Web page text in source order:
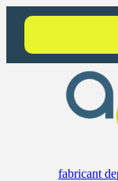
fabricant